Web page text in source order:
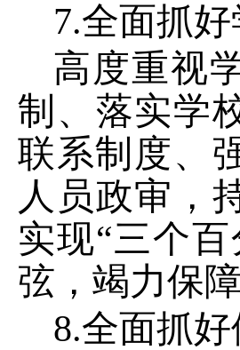
7.全面抓
高度重视
制、落实学
联系制度、
人员政审，
实现“三个百
弦，竭力保
8.全面抓